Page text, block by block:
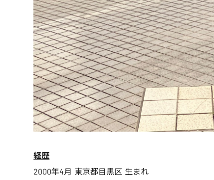
経歴
2000年4月 東京都目黒区 生まれ